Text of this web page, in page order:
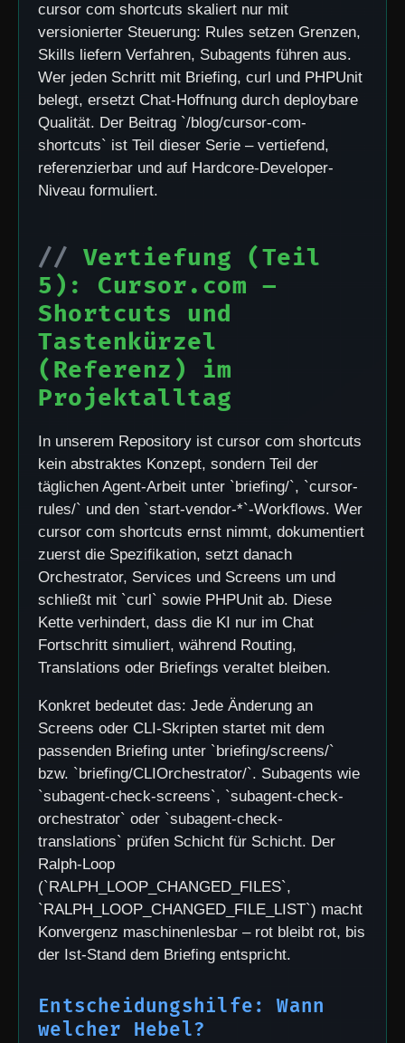
cursor com shortcuts skaliert nur mit
versionierter Steuerung: Rules setzen Grenzen,
Skills liefern Verfahren, Subagents führen aus.
Wer jeden Schritt mit Briefing, curl und PHPUnit
belegt, ersetzt Chat-Hoffnung durch deploybare
Qualität. Der Beitrag `/blog/cursor-com-
shortcuts` ist Teil dieser Serie – vertiefend,
referenzierbar und auf Hardcore-Developer-
Niveau formuliert.
Vertiefung (Teil
5): Cursor.com –
Shortcuts und
Tastenkürzel
(Referenz) im
Projektalltag
In unserem Repository ist cursor com shortcuts
kein abstraktes Konzept, sondern Teil der
täglichen Agent-Arbeit unter `briefing/`, `cursor-
rules/` und den `start-vendor-*`-Workflows. Wer
cursor com shortcuts ernst nimmt, dokumentiert
zuerst die Spezifikation, setzt danach
Orchestrator, Services und Screens um und
schließt mit `curl` sowie PHPUnit ab. Diese
Kette verhindert, dass die KI nur im Chat
Fortschritt simuliert, während Routing,
Translations oder Briefings veraltet bleiben.
Konkret bedeutet das: Jede Änderung an
Screens oder CLI-Skripten startet mit dem
passenden Briefing unter `briefing/screens/`
bzw. `briefing/CLIOrchestrator/`. Subagents wie
`subagent-check-screens`, `subagent-check-
orchestrator` oder `subagent-check-
translations` prüfen Schicht für Schicht. Der
Ralph-Loop
(`RALPH_LOOP_CHANGED_FILES`,
`RALPH_LOOP_CHANGED_FILE_LIST`) macht
Konvergenz maschinenlesbar – rot bleibt rot, bis
der Ist-Stand dem Briefing entspricht.
Entscheidungshilfe: Wann
welcher Hebel?